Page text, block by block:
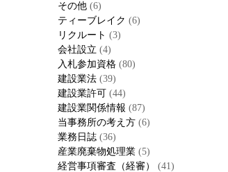
その他 (6)
ティーブレイク (6)
リクルート (3)
会社設立 (4)
入札参加資格 (80)
建設業法 (39)
建設業許可 (44)
建設業関係情報 (87)
当事務所の考え方 (6)
業務日誌 (36)
産業廃棄物処理業 (5)
経営事項審査（経審）
(41)